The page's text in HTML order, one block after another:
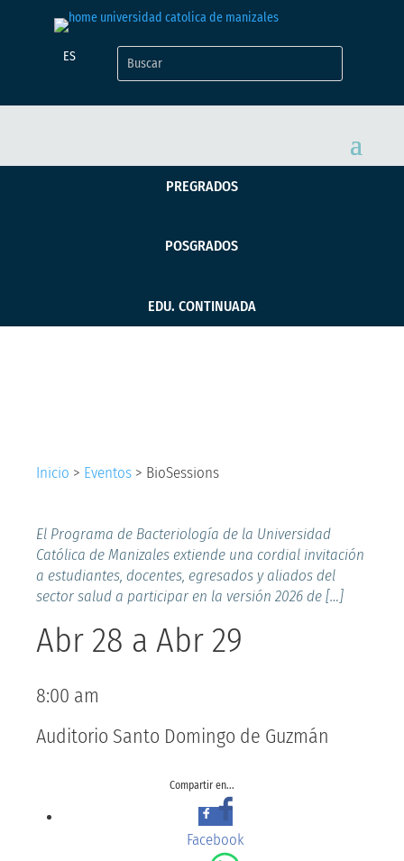
ES
PREGRADOS
POSGRADOS
EDU. CONTINUADA
Inicio > Eventos > BioSessions
El Programa de Bacteriología de la Universidad
Católica de Manizales extiende una cordial invitación
a estudiantes, docentes, egresados y aliados del
sector salud a participar en la versión 2026 de […]
Abr 28 a Abr 29
8:00 am
Auditorio Santo Domingo de Guzmán
Compartir en...
Facebook